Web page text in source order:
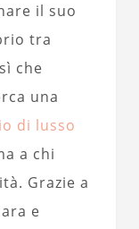
il suo
tra
che
una
di lusso
a chi
Grazie a
e